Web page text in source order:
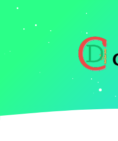
contenido